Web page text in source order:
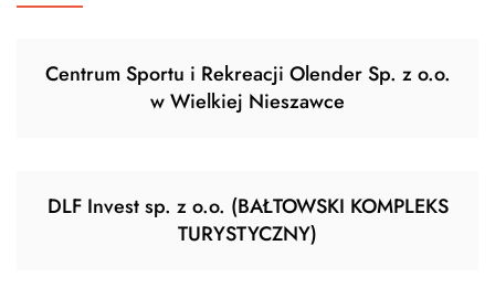
Centrum Sportu i Rekreacji Olender Sp. z o.o.
w Wielkiej Nieszawce
DLF Invest sp. z o.o. (BAŁTOWSKI KOMPLEKS
TURYSTYCZNY)